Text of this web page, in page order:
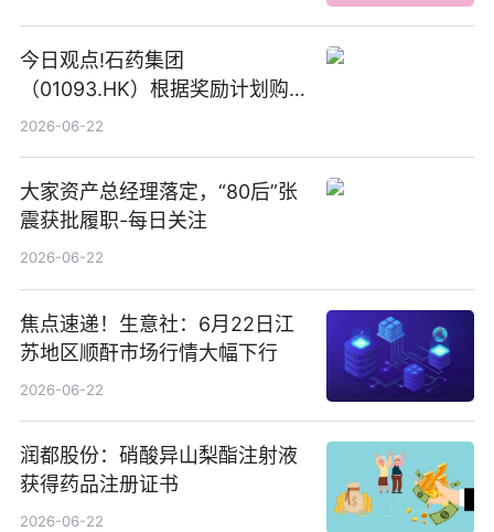
今日观点!石药集团
（01093.HK）根据奖励计划购
回580万股
2026-06-22
大家资产总经理落定，“80后”张
震获批履职-每日关注
2026-06-22
焦点速递！生意社：6月22日江
苏地区顺酐市场行情大幅下行
2026-06-22
润都股份：硝酸异山梨酯注射液
获得药品注册证书
2026-06-22